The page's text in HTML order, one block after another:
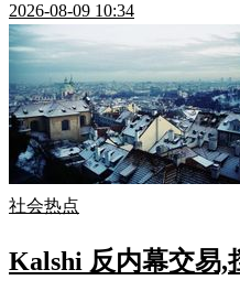
2026-08-09 10:34
社会热点
Kalshi 反内幕交易,